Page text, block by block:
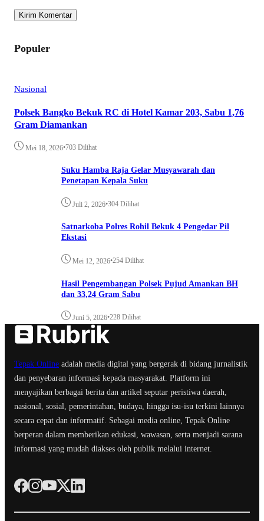
Populer
Nasional
Polsek Bangko Bekuk RC di Hotel Kamar 203, Sabu 1,76
Gram Diamankan
Mei 18, 2026•703 Dilihat
Suku Hamba Raja Gelar Musyawarah dan
Penetapan Kepala Suku
Juli 2, 2026•304 Dilihat
Satnarkoba Polres Rohil Bekuk 4 Pengedar Pil
Ekstasi
Mei 12, 2026•254 Dilihat
Hasil Pengembangan Polsek Pujud Amankan BH
dan 33,24 Gram Sabu
Juni 5, 2026•228 Dilihat
Tepak Online adalah media digital yang bergerak di bidang jurnalistik
dan penyebaran informasi kepada masyarakat. Platform ini
menyajikan berbagai berita dan artikel seputar peristiwa daerah,
nasional, sosial, pemerintahan, budaya, hingga isu-isu terkini lainnya
secara cepat dan informatif. Sebagai media online, Tepak Online
berperan dalam memberikan edukasi, wawasan, serta menjadi sarana
informasi yang mudah diakses oleh publik melalui internet.